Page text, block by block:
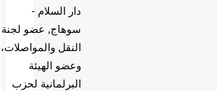
دار السلام -
سوهاج, عضو لجنة
النقل والمواصلات،
وعضو الهيئة
البرلمانية لحزب